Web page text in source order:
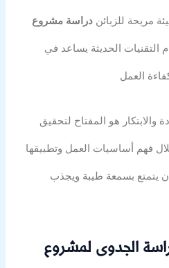
مريحة للزبائن دراسة مشروع
التقنيات الحديثة يساعد في
والابتكار هو المفتاح لتحقيق
فهم أساسيات العمل وتطبيقها
يتمتع بسمعة طيبة ويجذب
الجدوى لمشروع